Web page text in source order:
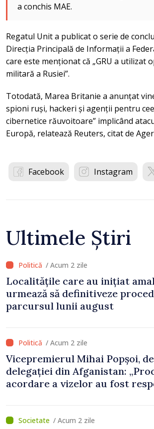
a conchis MAE.
Regatul Unit a publicat o serie de
Direcția Principală de Informații a
care este menționat că „GRU a
militară a Rusiei”.
Totodată, Marea Britanie a anunțat
spioni ruși, hackeri și agenții pentru
cibernetice răuvoitoare” implicând
Europă, relatează Reuters, citat de
Facebook Instagram
Ultimele Știri
/ Acum 2 zile
Localitățile care au inițiat
urmează să definitiveze
parcursul lunii august
/ Acum 2 zile
Vicepremierul Mihai Popșoi,
delegației din Afganistan:
acordare a vizelor au fost
/ Acum 2 zile